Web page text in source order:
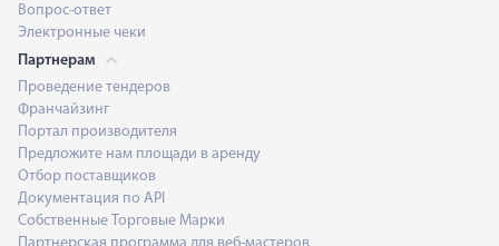
Вопрос-ответ
Электронные чеки
Партнерам
Проведение тендеров
Франчайзинг
Портал производителя
Предложите нам площади в аренду
Отбор поставщиков
Документация по API
Собственные Торговые Марки